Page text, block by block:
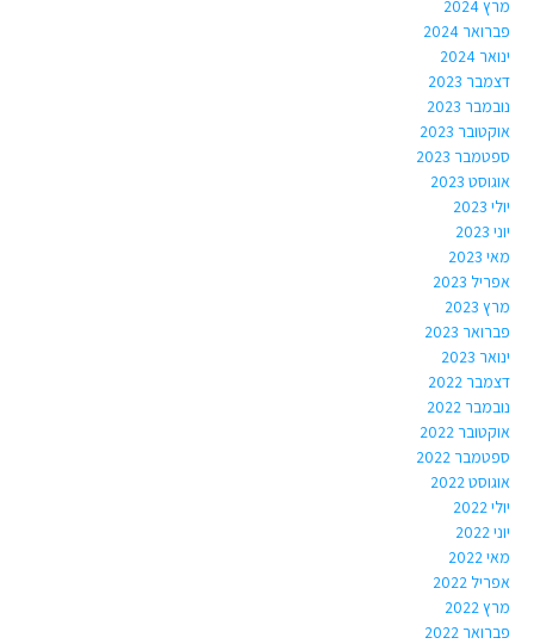
מרץ 2024
פברואר 2024
ינואר 2024
דצמבר 2023
נובמבר 2023
אוקטובר 2023
ספטמבר 2023
אוגוסט 2023
יולי 2023
יוני 2023
מאי 2023
אפריל 2023
מרץ 2023
פברואר 2023
ינואר 2023
דצמבר 2022
נובמבר 2022
אוקטובר 2022
ספטמבר 2022
אוגוסט 2022
יולי 2022
יוני 2022
מאי 2022
אפריל 2022
מרץ 2022
פברואר 2022